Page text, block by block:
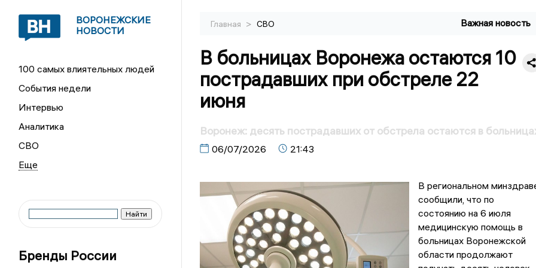
ВОРОНЕЖСКИЕ
НОВОСТИ
100 самых влиятельных людей
События недели
Интервью
Аналитика
СВО
Бренды России
Главная > СВО Важная новость
В больницах Воронежа остаются 10
пострадавших при обстреле 22
июня
Воронеж: десять пострадавших от обстрела остаются в
06/07/2026 21:43
В региональном
сообщили, что по
состоянию на 6 июля
медицинскую помощь в
больницах Воронежской
области продолжают